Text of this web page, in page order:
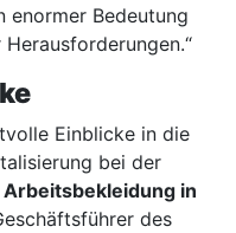
enormer Bedeutung
Einblicke in die
bei der
in
des